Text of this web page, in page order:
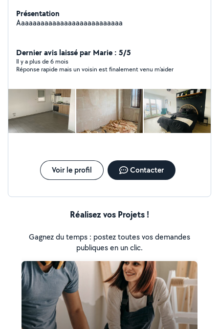
Présentation
Aaaaaaaaaaaaaaaaaaaaaaaaaaa
Dernier avis laissé par Marie : 5/5
Il y a plus de 6 mois
Réponse rapide mais un voisin est finalement venu m’aider
Voir le profil Contacter
Réalisez vos Projets !
Gagnez du temps : postez toutes vos demandes
publiques en un clic.